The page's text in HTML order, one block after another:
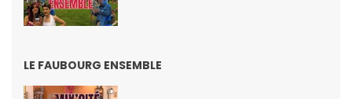
LE FAUBOURG ENSEMBLE